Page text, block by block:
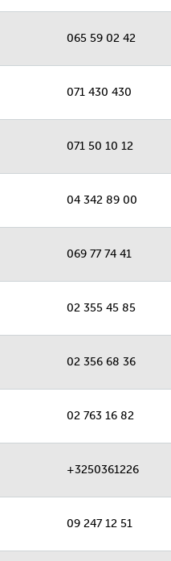
065 59 02 42
071 430 430
071 50 10 12
04 342 89 00
069 77 74 41
02 355 45 85
02 356 68 36
02 763 16 82
+3250361226
09 247 12 51